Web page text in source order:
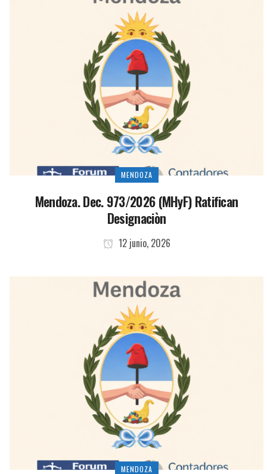
MENDOZA
Mendoza. Dec. 973/2026 (MHyF) Ratifican
Designaciòn
12 junio, 2026
MENDOZA